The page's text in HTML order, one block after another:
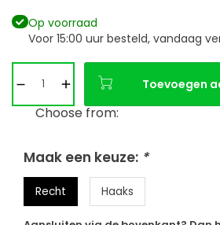
Op voorraad
Voor 15:00 uur besteld, vandaag
Toevoegen
Choose from:
Maak een keuze: *
Recht Haaks